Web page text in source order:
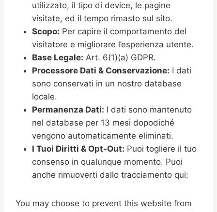
utilizzato, il tipo di device, le pagine
visitate, ed il tempo rimasto sul sito.
Scopo: Per capire il comportamento del
visitatore e migliorare l’esperienza utente.
Base Legale: Art. 6(1)(a) GDPR.
Processore Dati & Conservazione: I dati
sono conservati in un nostro database
locale.
Permanenza Dati: I dati sono mantenuto
nel database per 13 mesi dopodiché
vengono automaticamente eliminati.
I Tuoi Diritti & Opt-Out: Puoi togliere il tuo
consenso in qualunque momento. Puoi
anche rimuoverti dallo tracciamento qui:
You may choose to prevent this website from